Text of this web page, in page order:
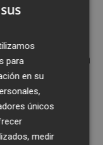
li aprofite la
de glòria
ensenya la
perfil
amb mi
para
en su
únicos
medir